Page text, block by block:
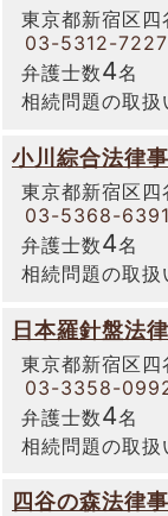
東京都新宿区
03-5312-7227
弁護士数4名
相続問題の取扱
小川綜合法律
東京都新宿区
03-5368-6391
弁護士数4名
相続問題の取扱
日本羅針盤法
東京都新宿区
03-3358-
弁護士数4名
相続問題の取扱
四谷の森法律